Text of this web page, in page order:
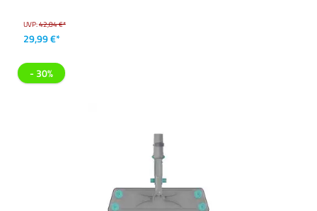
UVP:42,84 €*
29,99 €*
- 30%